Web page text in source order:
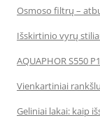
Osmoso filtrų –
Išskirtinio vyrų
AQUAPHOR S550
Vienkartiniai
Geliniai lakai: kaip